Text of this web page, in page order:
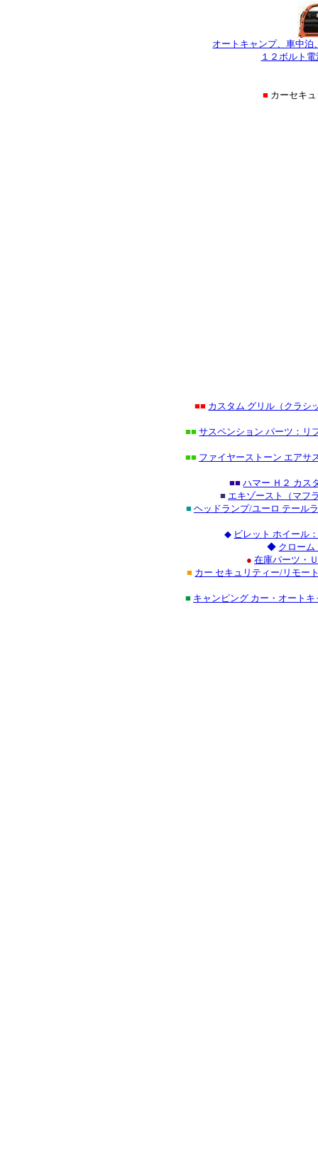
オートキャンプ、車中
１２ボルト
■ カーセキ
■■ カスタム グリル（クラシ
■■ サスペンション パーツ：リ
■■ ファイヤーストーン エアサ
■■ ハマー Ｈ２ カス
■ エキゾースト（マフ
■ ヘッドランプ/ユーロ テール
◆ ビレット ホイール
◆ クローム
● 在庫パーツ・
■ カー セキュリティー/リモー
■ キャンピング カー・オート